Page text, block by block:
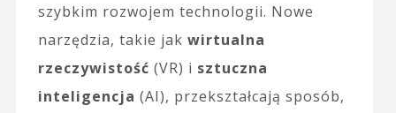
szybkim rozwojem technologii. Nowe
narzędzia, takie jak wirtualna
rzeczywistość (VR) i sztuczna
inteligencja (AI), przekształcają sposób,